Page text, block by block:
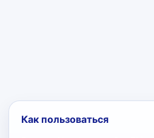
Как пользоваться